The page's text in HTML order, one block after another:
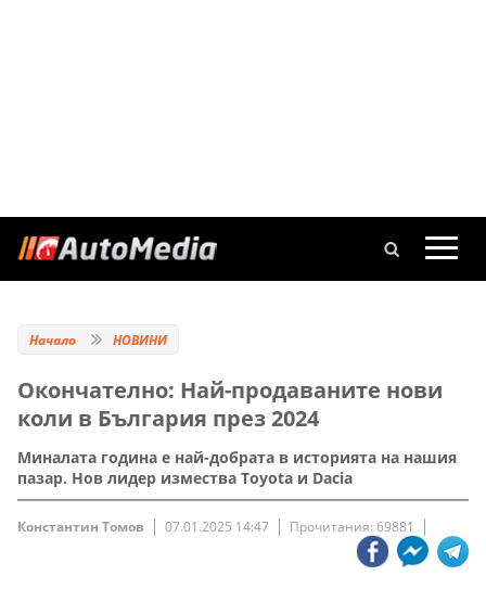
Начало НОВИНИ
Окончателно: Най-продаваните нови
коли в България през 2024
Миналата година е най-добрата в историята на нашия
пазар. Нов лидер измества Toyota и Dacia
Константин Томов 07.01.2025 14:47 Прочитания: 69881